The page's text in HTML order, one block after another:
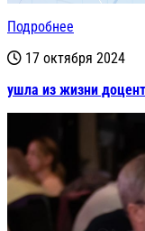
Подробнее
17 октября 2024
ушла из жизни